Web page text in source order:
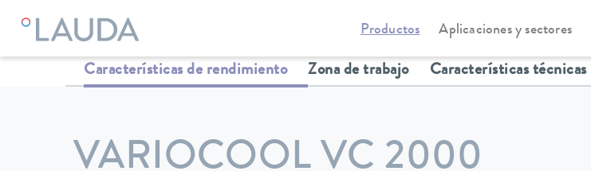
Productos Aplicaciones y sectores
LAUDA Equipos de termorregulación Termostatos de circulación y proceso Variocool
VARIOCOOL VC 2000
Características de rendimiento Zona de trabajo Características técnicas